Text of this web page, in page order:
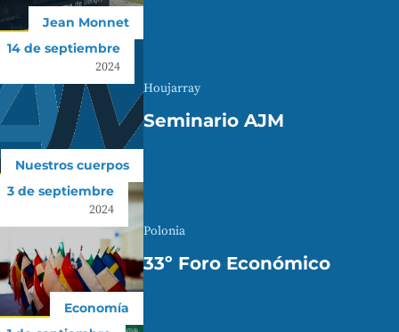
Jean Monnet
14 de septiembre
2024
Nuestros cuerpos
Houjarray
Seminario AJM
3 de septiembre
2024
Economía
Polonia
33º Foro Económico